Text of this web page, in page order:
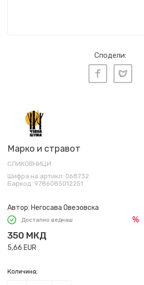
Сподели:
Марко и стравот
СЛИКОВНИЦИ
Шифра на артикл: 068732
Баркод: 9786085012251
Автор: Негосава Овезовска
Достапно веднаш
350 МКД
5,66 EUR
Количина: